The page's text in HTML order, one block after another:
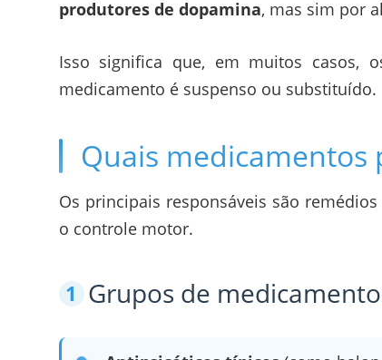
produtores de dopamina, mas sim por
Isso significa que, em muitos casos,
medicamento é suspenso ou substituído.
Quais medicamentos
Os principais responsáveis são
o controle motor.
Grupos de